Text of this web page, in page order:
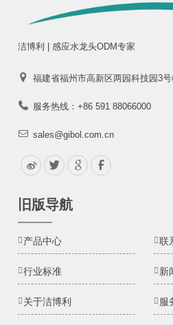
洁博利 | 感应水龙头ODM专家
福建省福州市高新区两园科技园3
服务热线：+86 591 88066000
sales@gibol.com.cn
旧版导航
产品中心 联
行业标准 新
关于洁博利 服